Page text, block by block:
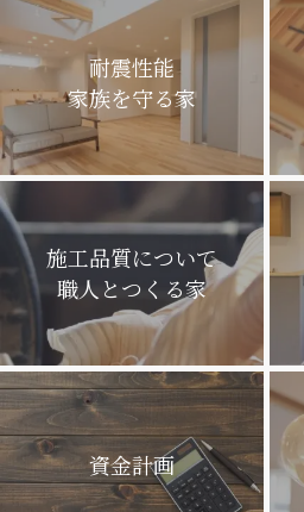
耐震性能
家族を守る家
施工品質について
職人とつくる家
資金計画